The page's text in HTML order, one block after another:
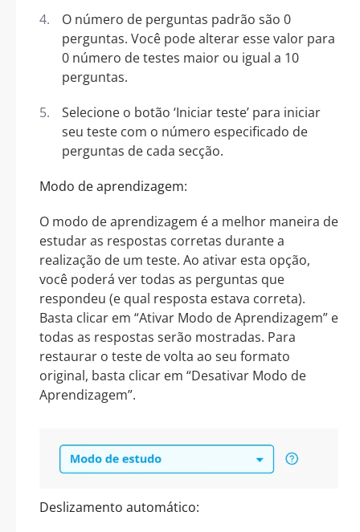
O número de perguntas padrão são 0
perguntas. Você pode alterar esse valor para
0 número de testes maior ou igual a 10
perguntas.
Selecione o botão ‘Iniciar teste’ para iniciar
seu teste com o número especificado de
perguntas de cada secção.
Modo de aprendizagem:
O modo de aprendizagem é a melhor maneira de
estudar as respostas corretas durante a
realização de um teste. Ao ativar esta opção,
você poderá ver todas as perguntas que
respondeu (e qual resposta estava correta).
Basta clicar em “Ativar Modo de Aprendizagem” e
todas as respostas serão mostradas. Para
restaurar o teste de volta ao seu formato
original, basta clicar em “Desativar Modo de
Aprendizagem”.
Deslizamento automático: